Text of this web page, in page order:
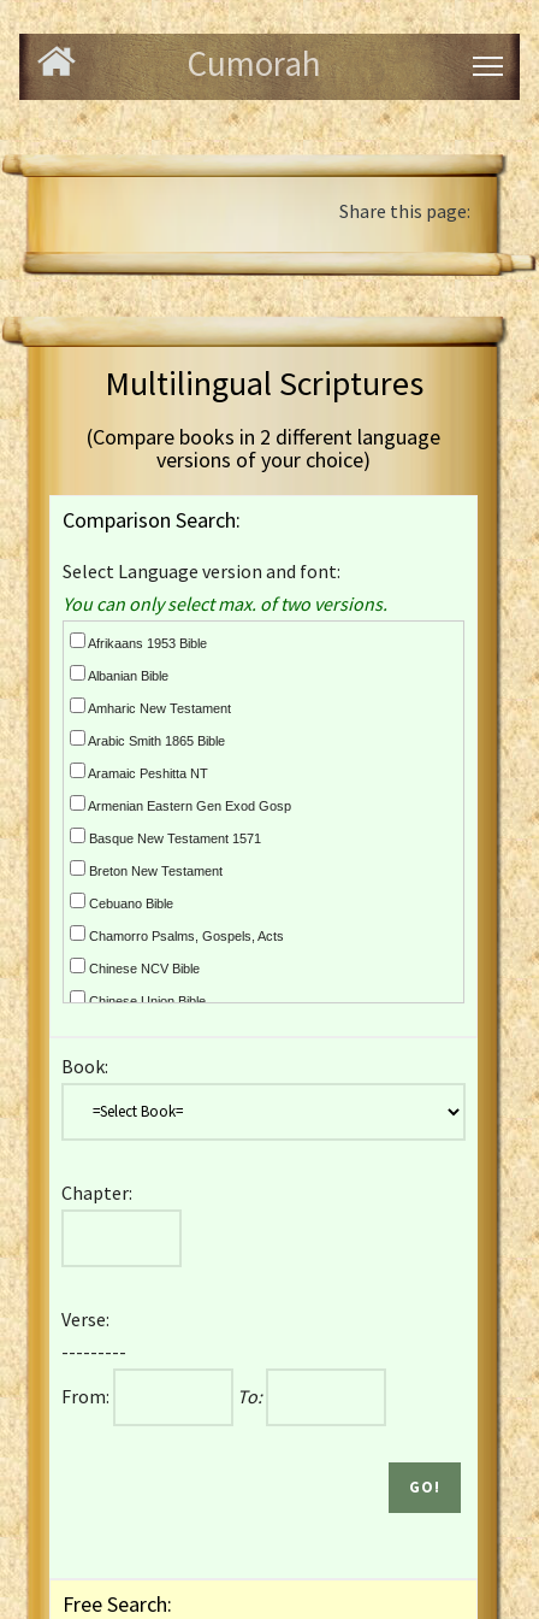
Cumorah
Share this page:
Multilingual Scriptures
(Compare books in 2 different language
versions of your choice)
Comparison Search:
Select Language version and font:
You can only select max. of two versions.
Afrikaans 1953 Bible
Albanian Bible
Amharic New Testament
Arabic Smith 1865 Bible
Aramaic Peshitta NT
Armenian Eastern Gen Exod Gosp
Basque New Testament 1571
Breton New Testament
Cebuano Bible
Chamorro Psalms, Gospels, Acts
Chinese NCV Bible
Chinese Union Bible
Czech Kralicka Bible
English YLT 1898 Bible
French Darby Bible
French Louis Segond Bible
Gaelic (Manx) Selections
Gaelic (Scottish) Mark
Book:
Chapter:
Verse:
---------
From:
To:
Free Search: